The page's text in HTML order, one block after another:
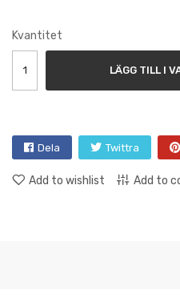
Kvantitet
LÄGG TILL I
Dela Twittra
Add to wishlist Add to